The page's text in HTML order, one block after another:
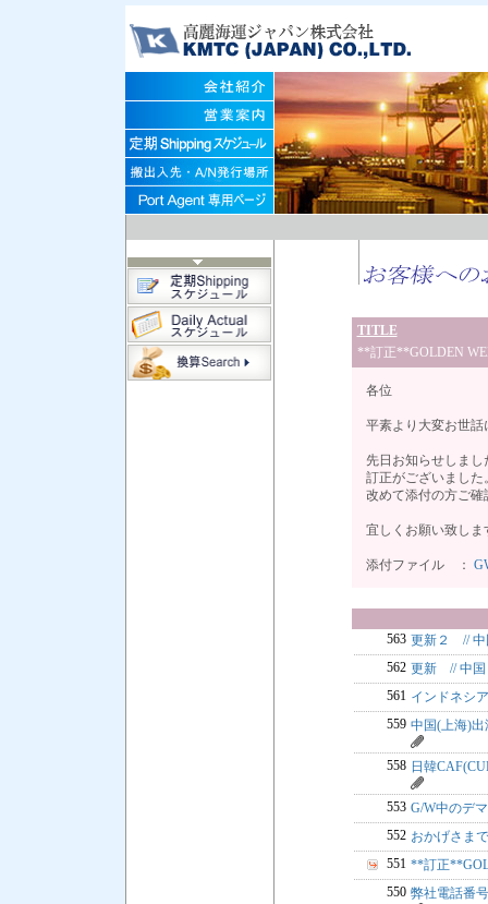
TITLE
**訂正**GOLDEN
各位
平素より大変お世
先日お知らせしまし
訂正がございました
改めて添付の方ご
宜しくお願い致しま
添付ファイル ：
563 更新２ // 中
562 更新 // 中
561 インドネシ
559 中国(上海)
558 日韓
553 G/W中のデ
552 おかげさま
551 **訂正
550 弊社電話番